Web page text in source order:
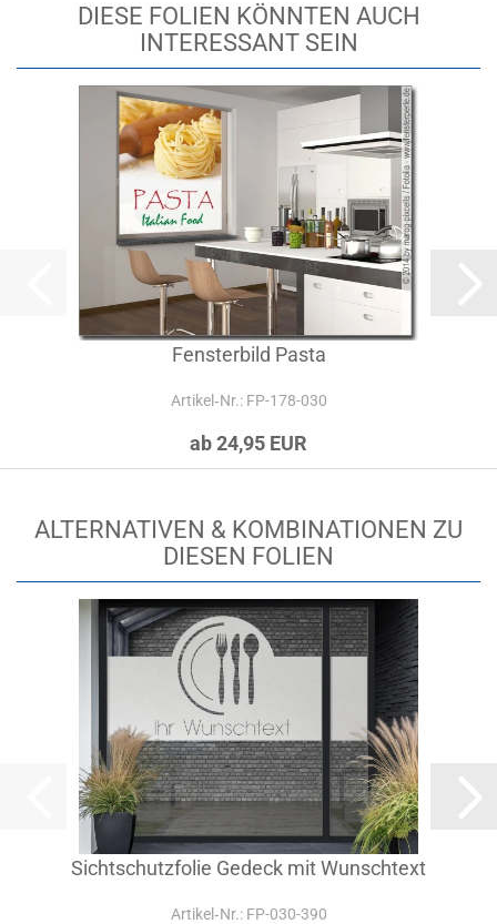
DIESE FOLIEN KÖNNTEN AUCH
INTERESSANT SEIN
Fensterbild Pasta
Artikel‑Nr.: FP-178-030
ab 24,95 EUR
ALTERNATIVEN & KOMBINATIONEN ZU
DIESEN FOLIEN
Sichtschutzfolie Gedeck mit Wunschtext
Artikel‑Nr.: FP-030-390